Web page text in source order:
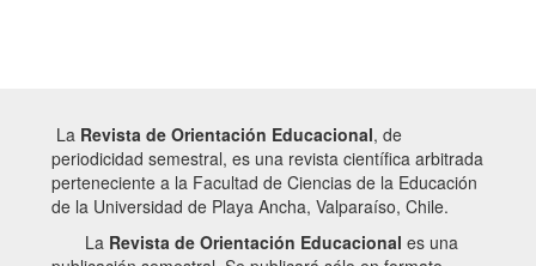
La Revista de Orientación Educacional, de
periodicidad semestral, es una revista científica arbitrada
perteneciente a la Facultad de Ciencias de la Educación
de la Universidad de Playa Ancha, Valparaíso, Chile.
La Revista de Orientación Educacional es una